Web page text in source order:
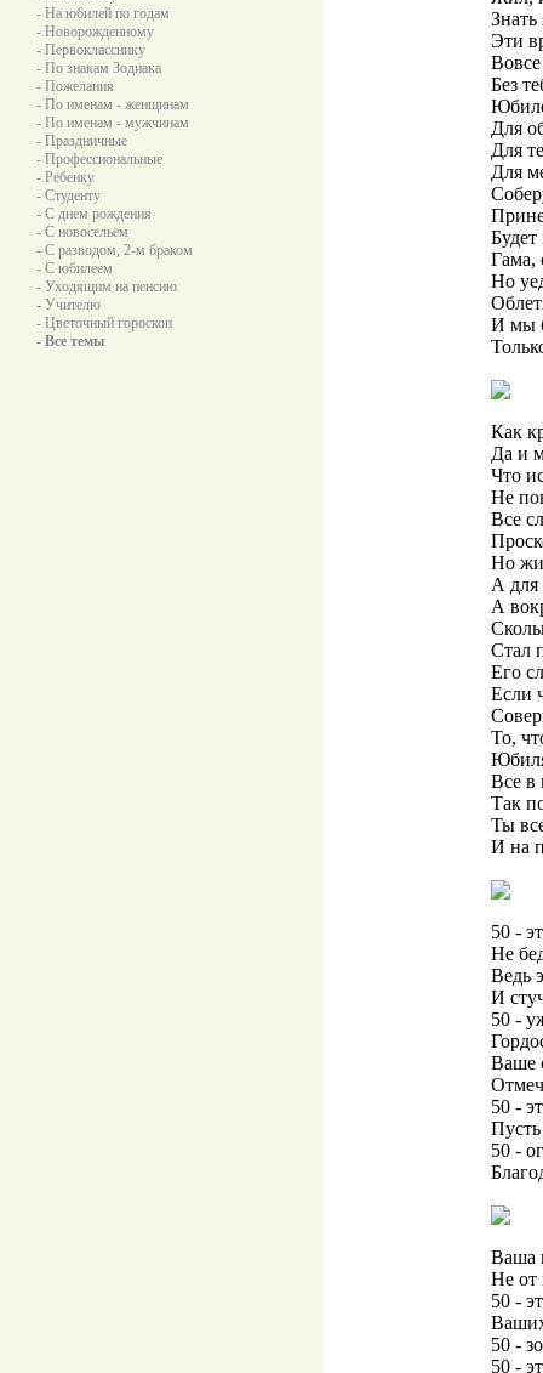
- На юбилей по годам
- Новорожденному
- Первокласснику
- По знакам Зодиака
- Пожелания
- По именам - женщинам
- По именам - мужчинам
- Праздничные
- Профессиональные
- Ребенку
- Студенту
- С днем рождения
- С новосельем
- С разводом, 2-м браком
- С юбилеем
- Уходящим на пенсию
- Учителю
- Цветочный гороскоп
- Все темы
Эти
Без
Для
Для
Для
Будет
Гама,
Но
И мы
Как
Да и
Что
Не
Все
Но
А для
А
Стал
Его
Если
То,
Все в
Так
Ты
И на
50 -
Не
Ведь
И
50 -
Ваше
50 -
50 -
Ваша
Не от
50 -
50 -
50 -